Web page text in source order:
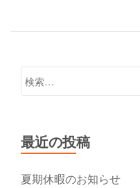
ー
シ
最近の投稿
夏期休暇のお知らせ